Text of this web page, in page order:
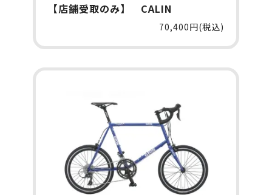
【店舗受取のみ】 CALIN
70,400円(税込)